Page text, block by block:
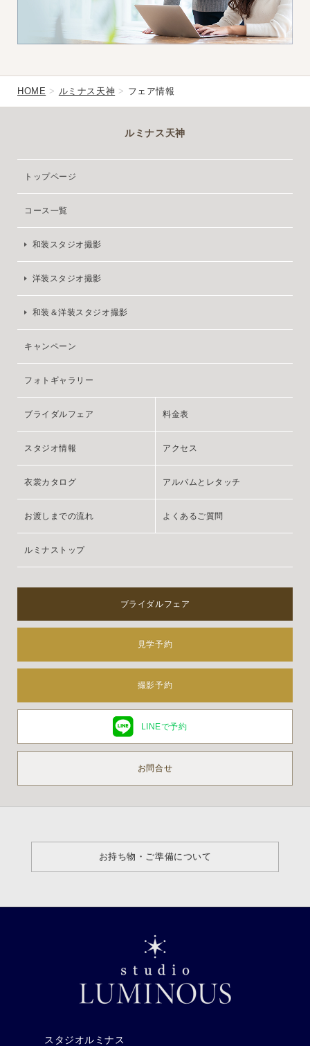
HOME ルミナス天神 フェア情報
ルミナス天神
トップページ
コース一覧
和装スタジオ撮影
洋装スタジオ撮影
和装＆洋装スタジオ撮影
キャンペーン
フォトギャラリー
ブライダルフェア 料金表
スタジオ情報 アクセス
衣裳カタログ アルバムとレタッチ
お渡しまでの流れ よくあるご質問
ルミナストップ
ブライダルフェア
見学予約
撮影予約
LINEで予約
お問合せ
お持ち物・ご準備について
スタジオルミナス